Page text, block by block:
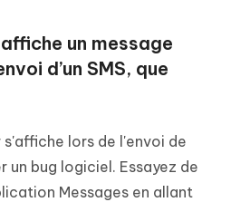
un message
d’un SMS, que
s'affiche lors de l'envoi de
un bug logiciel. Essayez de
Messages en allant